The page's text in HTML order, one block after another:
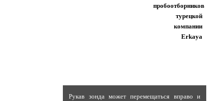
пробоотборников
турецкой
компании
Erkaya
Рукав зонда может перемещаться вправо и